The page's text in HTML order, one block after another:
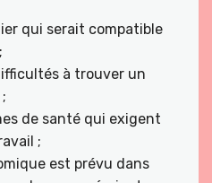
qui serait compatible
à trouver un
de santé qui exigent
;
est prévu dans